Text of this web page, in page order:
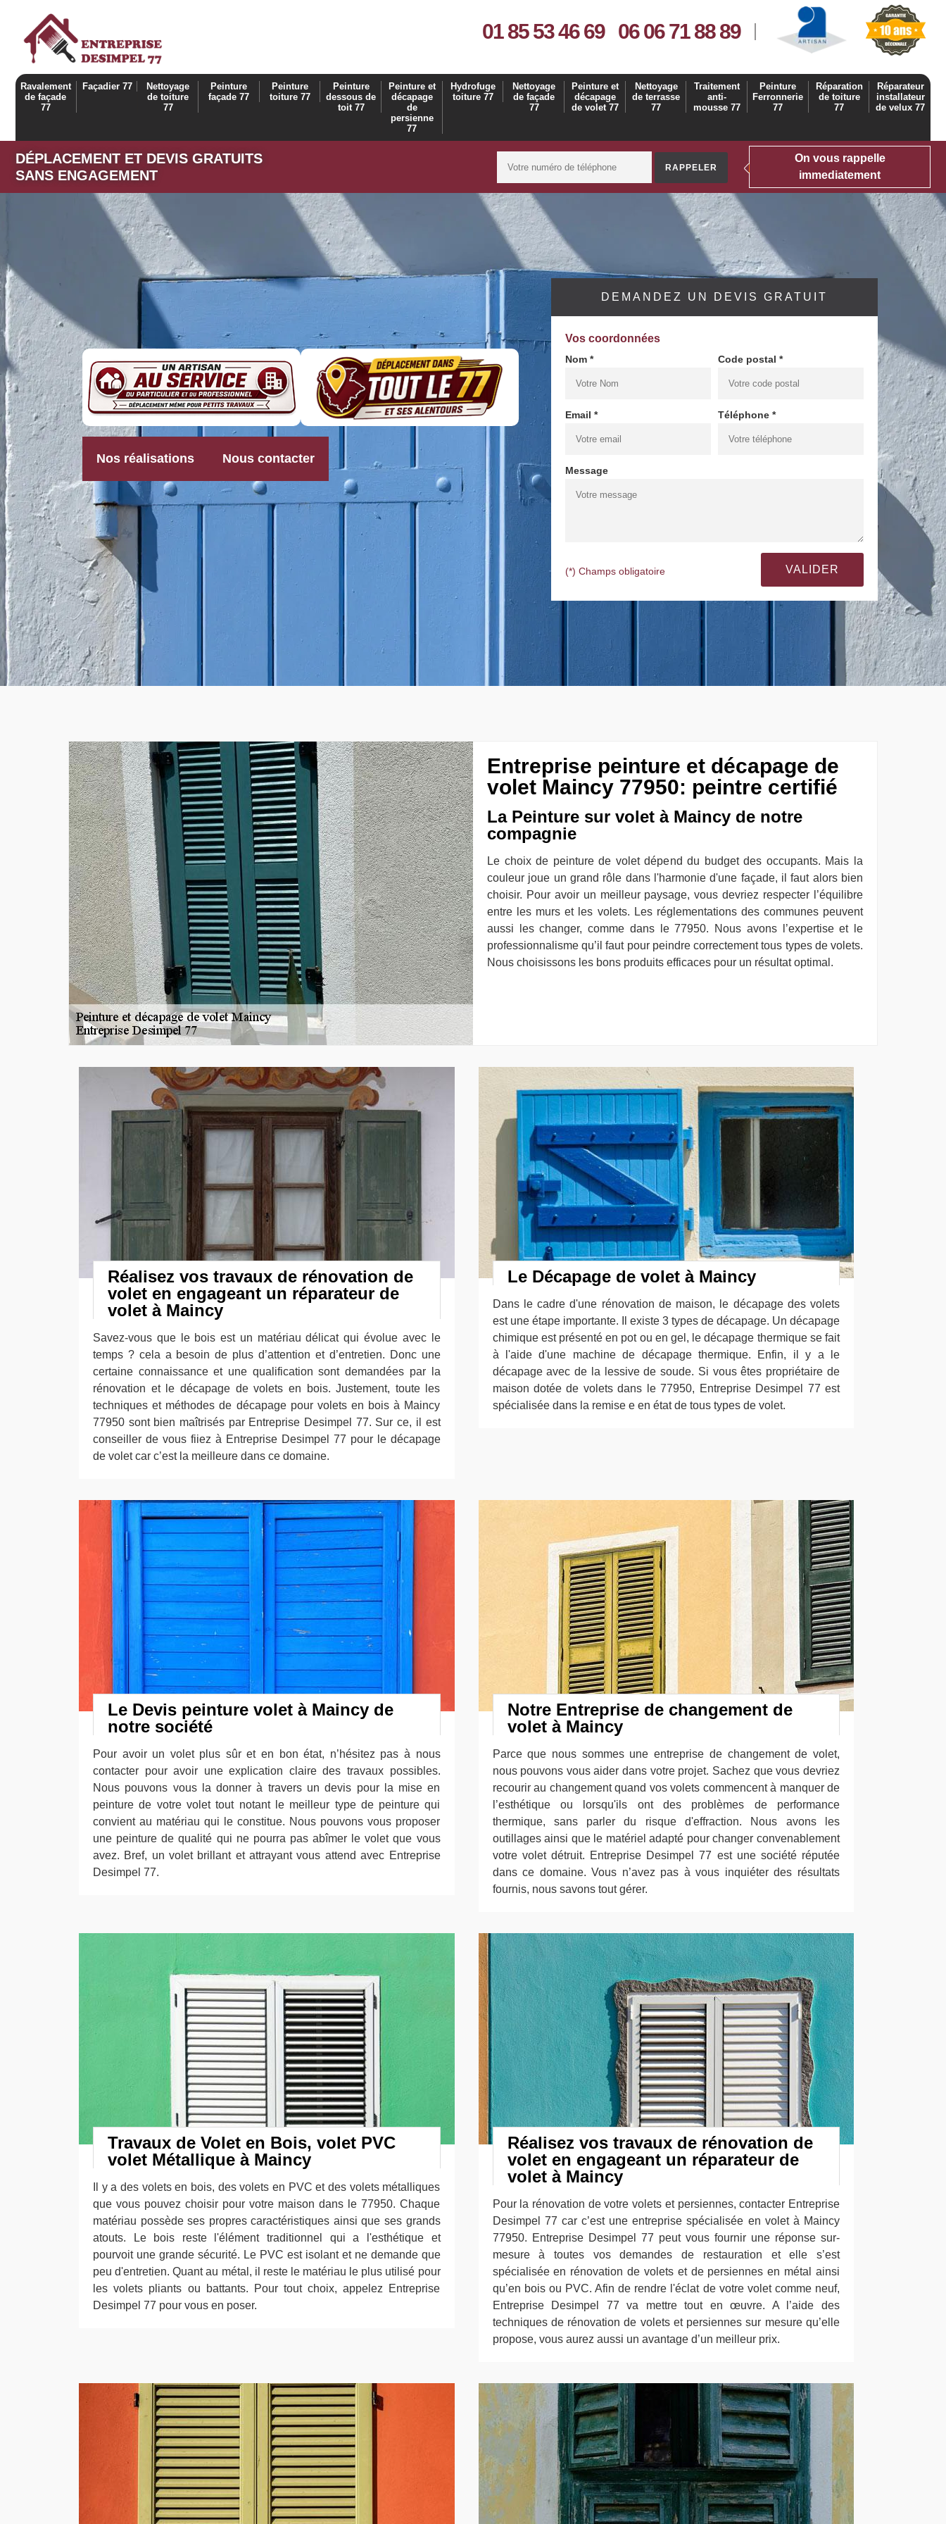
01 85 53 46 69 06 06 71 88 89
Ravalement
de façade
77
Façadier 77
Nettoyage
de toiture
77
Peinture
façade 77
Peinture
toiture 77
Peinture
dessous de
toit 77
Peinture et
décapage
de
persienne
77
Hydrofuge
toiture 77
Nettoyage
de façade
77
Peinture et
décapage
de volet 77
Nettoyage
de terrasse
77
Traitement
anti-
mousse 77
Peinture
Ferronnerie
77
Réparation
de toiture
77
Réparateur
installateur
de velux 77
DÉPLACEMENT ET DEVIS GRATUITS
SANS ENGAGEMENT
On vous rappelle
immediatement
Nos réalisations Nous contacter
DEMANDEZ UN DEVIS GRATUIT
Vos coordonnées
Nom * Code postal *
Email * Téléphone *
Message
(*) Champs obligatoire
Entreprise peinture et décapage de
volet Maincy 77950: peintre certifié
La Peinture sur volet à Maincy de notre
compagnie
Le choix de peinture de volet dépend du budget des occupants. Mais la
couleur joue un grand rôle dans l'harmonie d'une façade, il faut alors bien
choisir. Pour avoir un meilleur paysage, vous devriez respecter l’équilibre
entre les murs et les volets. Les réglementations des communes peuvent
aussi les changer, comme dans le 77950. Nous avons l’expertise et le
professionnalisme qu’il faut pour peindre correctement tous types de volets.
Nous choisissons les bons produits efficaces pour un résultat optimal.
Réalisez vos travaux de rénovation de
volet en engageant un réparateur de
volet à Maincy
Savez-vous que le bois est un matériau délicat qui évolue avec le
temps ? cela a besoin de plus d’attention et d’entretien. Donc une
certaine connaissance et une qualification sont demandées par la
rénovation et le décapage de volets en bois. Justement, toute les
techniques et méthodes de décapage pour volets en bois à Maincy
77950 sont bien maîtrisés par Entreprise Desimpel 77. Sur ce, il est
conseiller de vous fiiez à Entreprise Desimpel 77 pour le décapage
de volet car c’est la meilleure dans ce domaine.
Le Décapage de volet à Maincy
Dans le cadre d'une rénovation de maison, le décapage des volets
est une étape importante. Il existe 3 types de décapage. Un décapage
chimique est présenté en pot ou en gel, le décapage thermique se fait
à l'aide d'une machine de décapage thermique. Enfin, il y a le
décapage avec de la lessive de soude. Si vous êtes propriétaire de
maison dotée de volets dans le 77950, Entreprise Desimpel 77 est
spécialisée dans la remise e en état de tous types de volet.
Le Devis peinture volet à Maincy de
notre société
Pour avoir un volet plus sûr et en bon état, n’hésitez pas à nous
contacter pour avoir une explication claire des travaux possibles.
Nous pouvons vous la donner à travers un devis pour la mise en
peinture de votre volet tout notant le meilleur type de peinture qui
convient au matériau qui le constitue. Nous pouvons vous proposer
une peinture de qualité qui ne pourra pas abîmer le volet que vous
avez. Bref, un volet brillant et attrayant vous attend avec Entreprise
Desimpel 77.
Notre Entreprise de changement de
volet à Maincy
Parce que nous sommes une entreprise de changement de volet,
nous pouvons vous aider dans votre projet. Sachez que vous devriez
recourir au changement quand vos volets commencent à manquer de
l’esthétique ou lorsqu'ils ont des problèmes de performance
thermique, sans parler du risque d'effraction. Nous avons les
outillages ainsi que le matériel adapté pour changer convenablement
votre volet détruit. Entreprise Desimpel 77 est une société réputée
dans ce domaine. Vous n’avez pas à vous inquiéter des résultats
fournis, nous savons tout gérer.
Travaux de Volet en Bois, volet PVC
volet Métallique à Maincy
Il y a des volets en bois, des volets en PVC et des volets métalliques
que vous pouvez choisir pour votre maison dans le 77950. Chaque
matériau possède ses propres caractéristiques ainsi que ses grands
atouts. Le bois reste l'élément traditionnel qui a l'esthétique et
pourvoit une grande sécurité. Le PVC est isolant et ne demande que
peu d'entretien. Quant au métal, il reste le matériau le plus utilisé pour
les volets pliants ou battants. Pour tout choix, appelez Entreprise
Desimpel 77 pour vous en poser.
Réalisez vos travaux de rénovation de
volet en engageant un réparateur de
volet à Maincy
Pour la rénovation de votre volets et persiennes, contacter Entreprise
Desimpel 77 car c’est une entreprise spécialisée en volet à Maincy
77950. Entreprise Desimpel 77 peut vous fournir une réponse sur-
mesure à toutes vos demandes de restauration et elle s’est
spécialisée en rénovation de volets et de persiennes en métal ainsi
qu’en bois ou PVC. Afin de rendre l'éclat de votre volet comme neuf,
Entreprise Desimpel 77 va mettre tout en œuvre. A l’aide des
techniques de rénovation de volets et persiennes sur mesure qu’elle
propose, vous aurez aussi un avantage d’un meilleur prix.